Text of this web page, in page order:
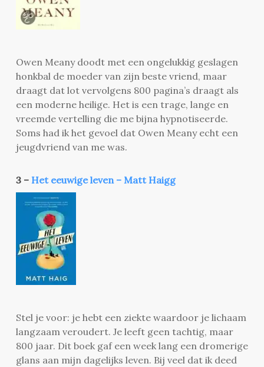
Owen Meany doodt met een ongelukkig geslagen
honkbal de moeder van zijn beste vriend, maar
draagt dat lot vervolgens 800 pagina’s draagt als
een moderne heilige. Het is een trage, lange en
vreemde vertelling die me bijna hypnotiseerde.
Soms had ik het gevoel dat Owen Meany echt een
jeugdvriend van me was.
3 – Het eeuwige leven – Matt Haigg
Stel je voor: je hebt een ziekte waardoor je lichaam
langzaam veroudert. Je leeft geen tachtig, maar
800 jaar. Dit boek gaf een week lang een dromerige
glans aan mijn dagelijks leven. Bij veel dat ik deed